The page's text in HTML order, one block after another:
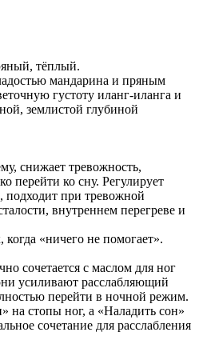
тёплый.
мандарина и пряным
густоту иланг-иланга и
землистой глубиной
снижает тревожность,
перейти ко сну. Регулирует
подходит при тревожной
внутреннем перегреве и
когда «ничего не помогает».
сочетается с маслом для ног
усиливают расслабляющий
перейти в ночной режим.
на стопы ног, а «Наладить сон»
сочетание для расслабления